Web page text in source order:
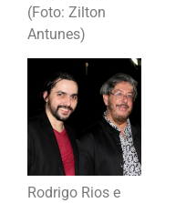
(Foto: Zilton
Antunes)
Rodrigo Rios e